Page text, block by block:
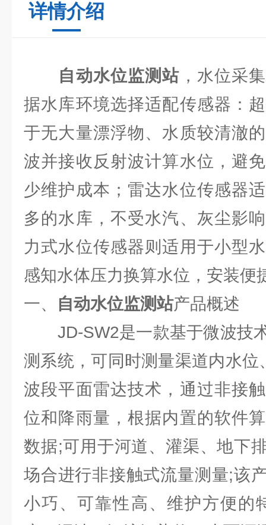
详情介绍
自动水位监测站 ，水位采
据水库环境选择适配传感器：
于无大量漂浮物、水质较清澈
波并接收反射波计算水位，避
少维护成本；雷达水位传感器
多的水库，不受水汽、灰尘影
力式水位传感器则适用于小型
感知水体压力换算水位，安装便
一、
自动水位监测站产品概述
JD-SW2是一款基于微波技
测系统，可同时测量渠道内水
波段平面雷达技术，通过非接
位和降雨量，根据内置的软件
数据;可用于河道、灌渠、地下
场合进行非接触式流量测量;该
小巧、可靠性高、维护方便的